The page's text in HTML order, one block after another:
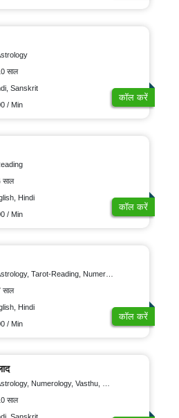
साल
Sanskrit
/ Min
कॉल करें
साल
Hindi
/ Min
कॉल करें
Tarot-Reading, Numerology, Psychology
साल
Hindi
/ Min
कॉल करें
Vasthu, Nadi-Astrology, Psychology, Medical-Astrology, Tree-Astrology
साल
Sanskrit